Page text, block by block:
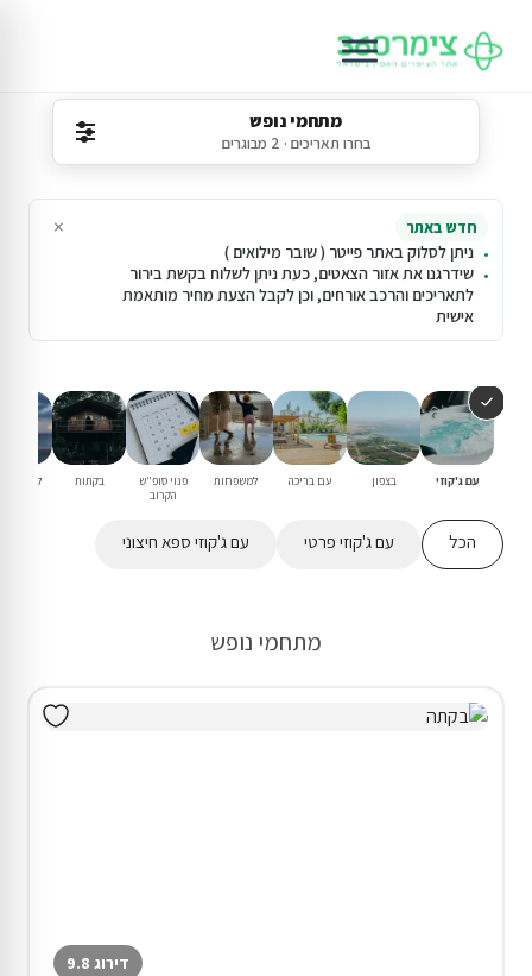
מתחמי נופש
בחרו תאריכים · 2 מבוגרים
חדש באתר
ניתן לסלוק באתר פייטר ( שובר מילואים )
שידרגנו את אזור הצאטים, כעת ניתן לשלוח בקשת בירור
לתאריכים והרכב אורחים, וכן לקבל הצעת מחיר מותאמת
אישית
×
עם ג'קוזי בצפון עם בריכה למשפחות
פנוי סופ"ש
הקרוב
בקתות לזוגות
הכל עם ג'קוזי פרטי עם ג'קוזי ספא חיצוני
מתחמי נופש
דירוג 9.8